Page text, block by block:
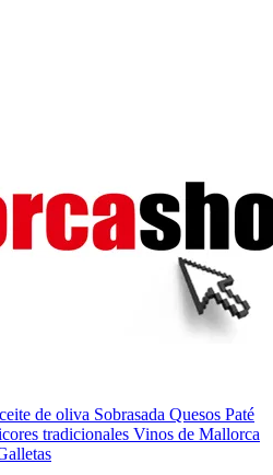
de oliva Sobrasada Quesos Paté
tradicionales Vinos de Mallorca